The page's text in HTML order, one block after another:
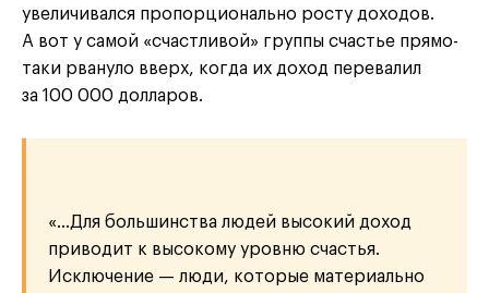
увеличивался пропорционально росту доходов.
А вот у самой «счастливой» группы счастье прямо-
таки рвануло вверх, когда их доход перевалил
за 100 000 долларов.
«…Для большинства людей высокий доход
приводит к высокому уровню счастья.
Исключение — люди, которые материально